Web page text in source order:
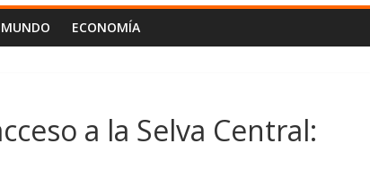
MUNDO ECONOMÍA
a la Selva Central: